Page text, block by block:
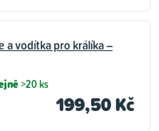
a vodítka pro králíka –
>20 ks
199,50 Kč